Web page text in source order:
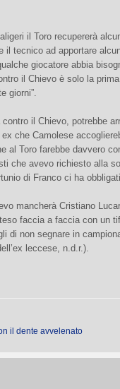
il Toro recupererà
il tecnico ad apportare
giocatore abbia
il Chievo è solo la
giorni”.
contro il Chievo, potrebbe
ex che Camolese
al Toro farebbe davvero
che avevo richiesto alla
di Franco ci ha
mancherà Cristiano
faccia a faccia con un
di non segnare in
leccese, n.d.r.).
il dente avvelenato